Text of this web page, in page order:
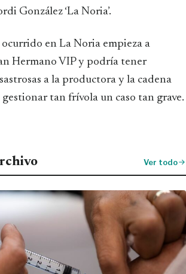
González ‘La Noria’.
en La Noria empieza a
Hermano VIP y podría tener
a la productora y la cadena
tan frívola un caso tan grave.
Ver todo